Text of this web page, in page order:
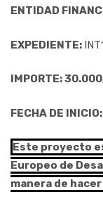
ENTIDAD
EXPEDIENTE:
IMPORTE:
FECHA DE INICIO:
Este proyecto
Europeo de
manera de